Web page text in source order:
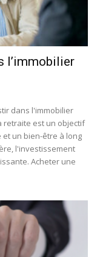
l’immobilier
dans l'immobilier
retraite est un objectif
un bien-être à long
l'investissement
Acheter une